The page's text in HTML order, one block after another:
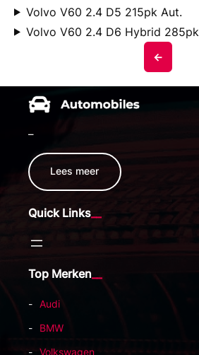
Volvo V60 2.4 D5 215pk Aut.
Volvo V60 2.4 D6 Hybrid 285pk
<-
–
Lees meer
Quick Links
Top Merken
Audi
BMW
Volkswagen